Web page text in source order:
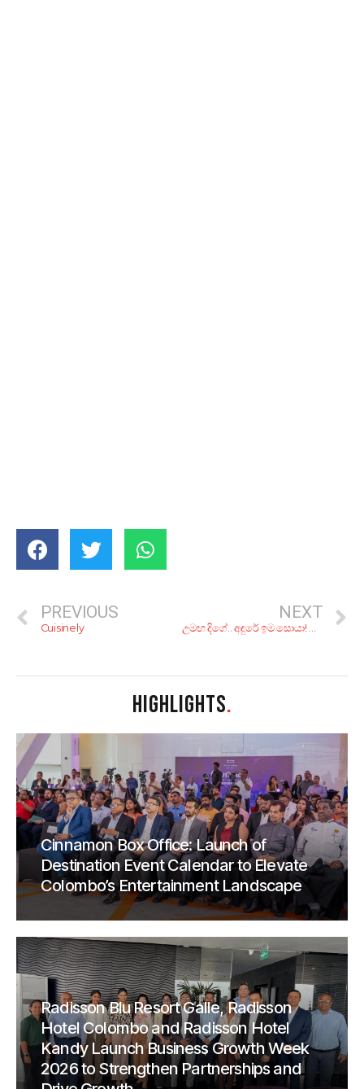
PREVIOUS
Cuisinely
NEXT
උමඟ දිගේ.. අඳුරේ ඉම සොයා! වැලිමඩ, ස්ත්‍රීපුර උමං ගවේෂණය, 4 කොටස
HIGHLIGHTS.
Cinnamon Box Office: Launch of
Destination Event Calendar to Elevate
Colombo’s Entertainment Landscape
Radisson Blu Resort Galle, Radisson
Hotel Colombo and Radisson Hotel
Kandy Launch Business Growth Week
2026 to Strengthen Partnerships and